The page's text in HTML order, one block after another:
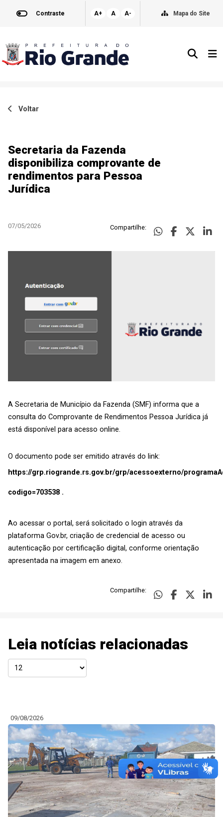
Contraste A+ A A- Mapa do Site
Voltar
Secretaria da Fazenda
disponibiliza comprovante de
rendimentos para Pessoa
Jurídica
07/05/2026 Compartilhe:
A Secretaria de Município da Fazenda (SMF) informa que a
consulta do Comprovante de Rendimentos Pessoa Jurídica já
está disponível para acesso online.
O documento pode ser emitido através do link:
https://grp.riogrande.rs.gov.br/grp/acessoexterno/
codigo=703538 .
Ao acessar o portal, será solicitado o login através da
plataforma Gov.br, criação de credencial de acesso ou
autenticação por certificação digital, conforme orientação
apresentada na imagem em anexo.
Compartilhe:
Leia notícias relacionadas
09/08/2026